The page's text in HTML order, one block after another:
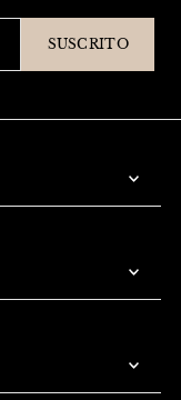
SUSCRITO